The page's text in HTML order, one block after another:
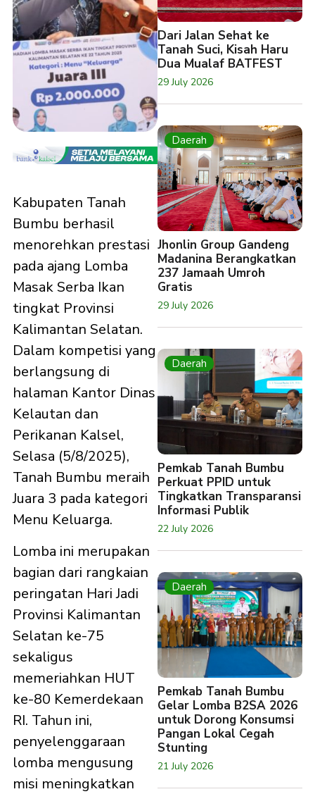
Kabupaten Tanah
Bumbu berhasil
menorehkan prestasi
pada ajang Lomba
Masak Serba Ikan
tingkat Provinsi
Kalimantan Selatan.
Dalam kompetisi yang
berlangsung di
halaman Kantor Dinas
Kelautan dan
Perikanan Kalsel,
Selasa (5/8/2025),
Tanah Bumbu meraih
Juara 3 pada kategori
Menu Keluarga.
Lomba ini merupakan
bagian dari rangkaian
peringatan Hari Jadi
Provinsi Kalimantan
Selatan ke-75
sekaligus
memeriahkan HUT
ke-80 Kemerdekaan
RI. Tahun ini,
penyelenggaraan
lomba mengusung
misi meningkatkan
Dari Jalan Sehat ke
Tanah Suci, Kisah Haru
Dua Mualaf BATFEST
29 July 2026
Daerah
Jhonlin Group Gandeng
Madanina Berangkatkan
237 Jamaah Umroh
Gratis
29 July 2026
Daerah
Pemkab Tanah Bumbu
Perkuat PPID untuk
Tingkatkan Transparansi
Informasi Publik
22 July 2026
Daerah
Pemkab Tanah Bumbu
Gelar Lomba B2SA 2026
untuk Dorong Konsumsi
Pangan Lokal Cegah
Stunting
21 July 2026